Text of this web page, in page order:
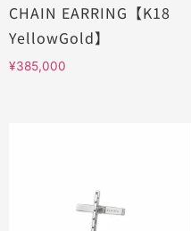
CHAIN EARRING【K18
YellowGold】
¥385,000